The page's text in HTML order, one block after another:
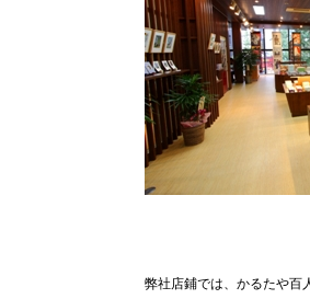
弊社店鋪では、かるたや百